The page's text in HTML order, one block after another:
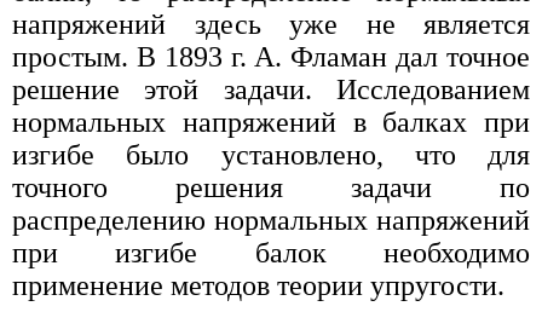
напряжений здесь уже не является
простым. В 1893 г. А. Фламан дал точное
решение этой задачи. Исследованием
нормальных напряжений в балках при
изгибе было установлено, что для
точного решения задачи по
распределению нормальных напряжений
при изгибе балок необходимо
применение методов теории упругости.